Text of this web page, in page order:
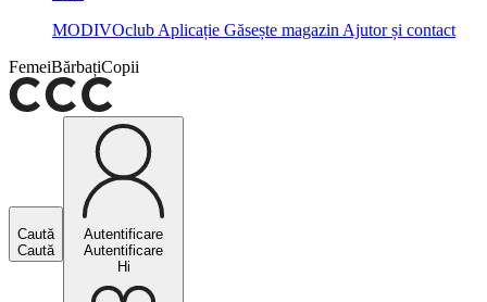
MODIVOclub Aplicație Găsește magazin Ajutor și contact
FemeiBărbațiCopii
Caută
Caută
Autentificare
Autentificare
Hi